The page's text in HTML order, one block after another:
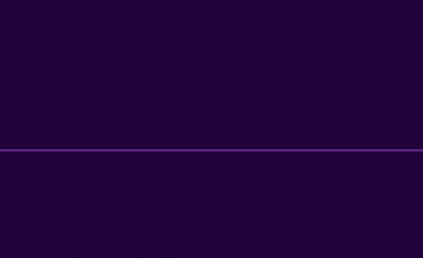
en todas las instalaciones